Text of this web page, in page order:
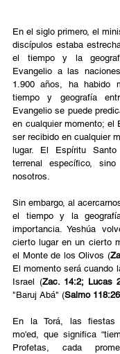
En el siglo primero, el
discípulos estaba
el tiempo y la
Evangelio a las
1.900 años, ha habido
tiempo y geografía
Evangelio se puede
en cualquier momento; el
ser recibido en cualquier
lugar. El Espíritu
terrenal específico,
nosotros.
Sin embargo, al
el tiempo y la
importancia. Yeshúa
cierto lugar en un cierto
el Monte de los Olivos (
El momento será cuando
Israel (Zac. 14:2; Lucas
"Baruj Abá" (Salmo
En la Torá, las fiestas
mo'ed, que significa
Profetas, cada